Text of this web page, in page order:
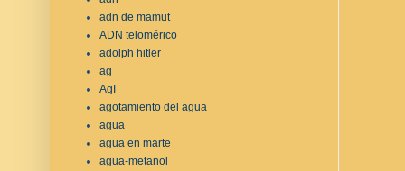
adn de mamut
ADN telomérico
adolph hitler
ag
AgI
agotamiento del agua
agua
agua en marte
agua-metanol